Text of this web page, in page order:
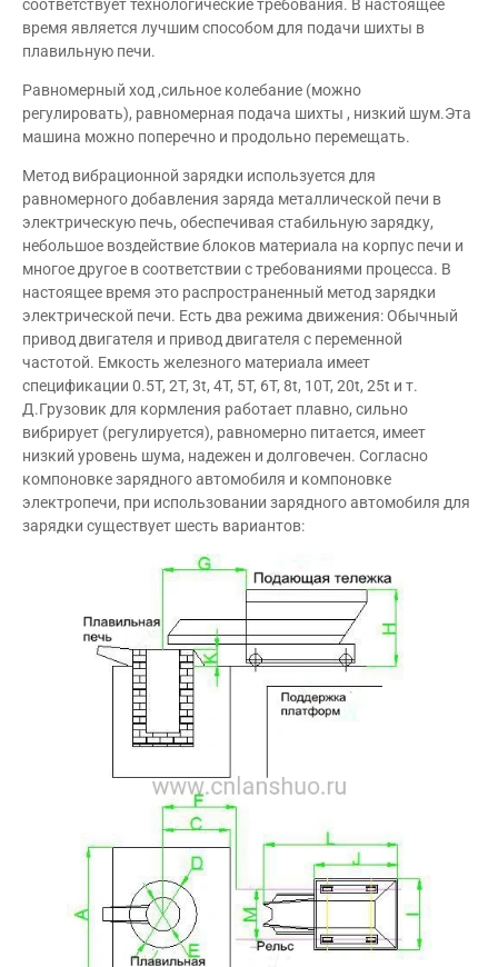
соответствует технологические требования. В настоящее
время является лучшим способом для подачи шихты в
плавильную печи.
Равномерный ход ,сильное колебание (можно
регулировать), равномерная подача шихты , низкий шум.Эта
машина можно поперечно и продольно перемещать.
Метод вибрационной зарядки используется для
равномерного добавления заряда металлической печи в
электрическую печь, обеспечивая стабильную зарядку,
небольшое воздействие блоков материала на корпус печи и
многое другое в соответствии с требованиями процесса. В
настоящее время это распространенный метод зарядки
электрической печи. Есть два режима движения: Обычный
привод двигателя и привод двигателя с переменной
частотой. Емкость железного материала имеет
спецификации 0.5T, 2T, 3t, 4T, 5T, 6T, 8t, 10T, 20t, 25t и т.
Д.Грузовик для кормления работает плавно, сильно
вибрирует (регулируется), равномерно питается, имеет
низкий уровень шума, надежен и долговечен. Согласно
компоновке зарядного автомобиля и компоновке
электропечи, при использовании зарядного автомобиля для
зарядки существует шесть вариантов: